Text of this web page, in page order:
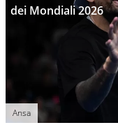
dei Mondiali 2026
Ansa